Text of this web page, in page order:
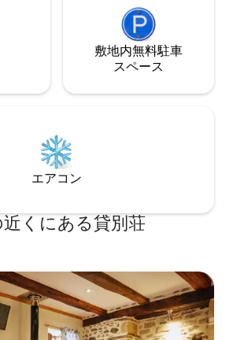
敷地内無料駐⁠車
ス⁠ペ⁠ー⁠ス
エアコン
くにある貸別荘